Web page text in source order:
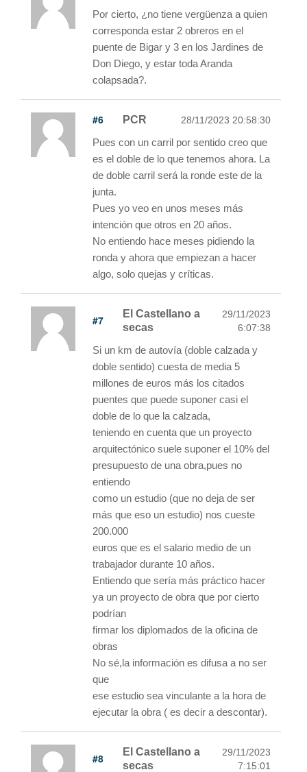
Por cierto, ¿no tiene vergüenza a quien
corresponda estar 2 obreros en el
puente de Bigar y 3 en los Jardines de
Don Diego, y estar toda Aranda
colapsada?.
#6 PCR 28/11/2023 20:58:30
Pues con un carril por sentido creo que
es el doble de lo que tenemos ahora. La
de doble carril será la ronde este de la
junta.
Pues yo veo en unos meses más
intención que otros en 20 años.
No entiendo hace meses pidiendo la
ronda y ahora que empiezan a hacer
algo, solo quejas y críticas.
#7
El Castellano a
secas
29/11/2023
6:07:38
Si un km de autovía (doble calzada y
doble sentido) cuesta de media 5
millones de euros más los citados
puentes que puede suponer casi el
doble de lo que la calzada,
teniendo en cuenta que un proyecto
arquitectónico suele suponer el 10% del
presupuesto de una obra,pues no
entiendo
como un estudio (que no deja de ser
más que eso un estudio) nos cueste
200.000
euros que es el salario medio de un
trabajador durante 10 años.
Entiendo que sería más práctico hacer
ya un proyecto de obra que por cierto
podrían
firmar los diplomados de la oficina de
obras
No sé,la información es difusa a no ser
que
ese estudio sea vinculante a la hora de
ejecutar la obra ( es decir a descontar).
#8
El Castellano a
secas
29/11/2023
7:15:01